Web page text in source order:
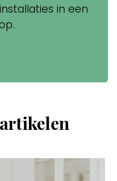
in een